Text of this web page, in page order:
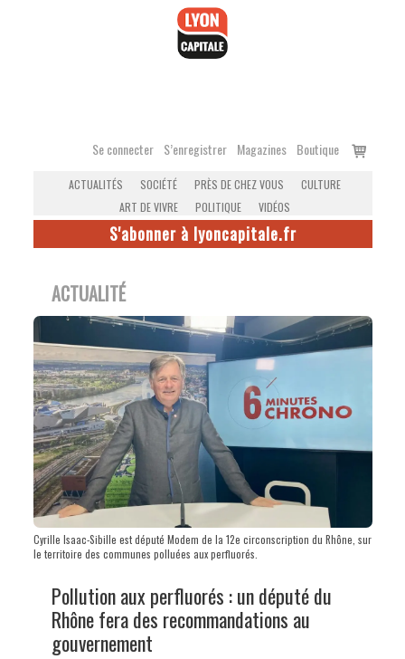
Se connecter S’enregistrer Magazines Boutique
Voir
ACTUALITÉS SOCIÉTÉ PRÈS DE CHEZ VOUS
CULTURE
ART DE VIVRE
POLITIQUE VIDÉOS
S'abonner à lyoncapitale.fr
ACTUALITÉ
Cyrille Isaac-Sibille est député Modem de la 12e circonscription du Rhône, sur
le territoire des communes polluées aux perfluorés.
Pollution aux perfluorés : un député du
Rhône fera des recommandations au
gouvernement